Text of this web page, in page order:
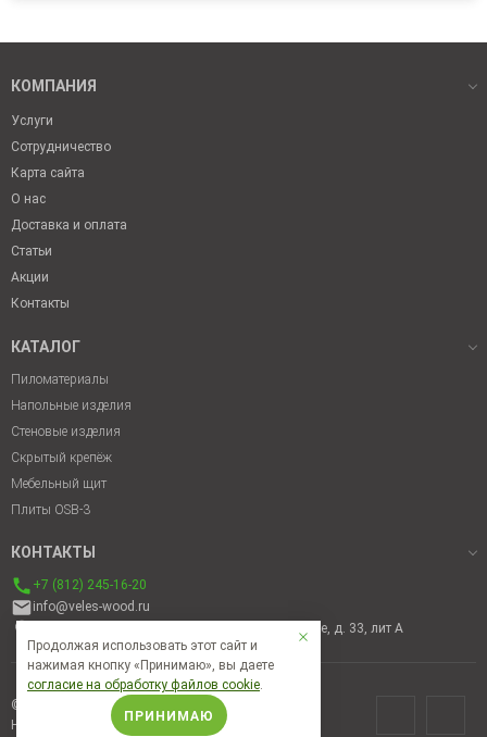
КОМПАНИЯ
Услуги
Сотрудничество
Карта сайта
О нас
Доставка и оплата
Статьи
Акции
Контакты
КАТАЛОГ
Пиломатериалы
Напольные изделия
Стеновые изделия
Скрытый крепёж
Мебельный щит
Плиты OSB-3
КОНТАКТЫ
+7 (812) 245-16-20
info@veles-wood.ru
196632, Санкт-Петербург, г. Пушкин, пос. Лесное, д. 33, лит А
© Veles-wood, 2023
Не является публичной офертой
Продолжая использовать этот сайт и
нажимая кнопку «Принимаю», вы даете
согласие на обработку файлов cookie.
ПРИНИМАЮ